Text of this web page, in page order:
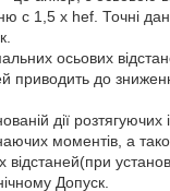
c 1,5 x hef. Точні
осьових
приводить до
дії
моментів, а
відстаней(при
Допуск.